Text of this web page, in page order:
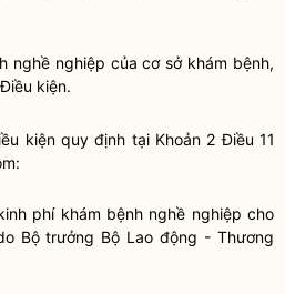
nghề nghiệp của cơ sở khám bệnh,
kiện.
kiện quy định tại Khoản 2 Điều 11
phí khám bệnh nghề nghiệp cho
Bộ trưởng Bộ Lao động - Thương